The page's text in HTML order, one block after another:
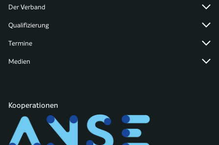
Der Verband
Qualifizierung
Termine
Medien
Kooperationen